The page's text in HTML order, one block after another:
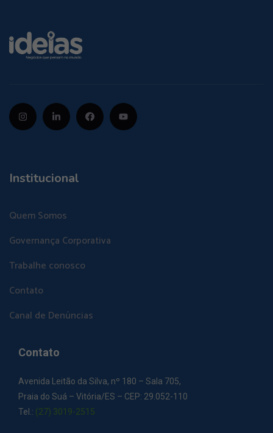
Institucional
Quem Somos
Governança Corporativa
Trabalhe conosco
Contato
Canal de Denúncias
Contato
Avenida Leitão da Silva, nº 180 – Sala 705,
Praia do Suá – Vitória/ES – CEP: 29.052-110
Tel.: (27) 3019-2515